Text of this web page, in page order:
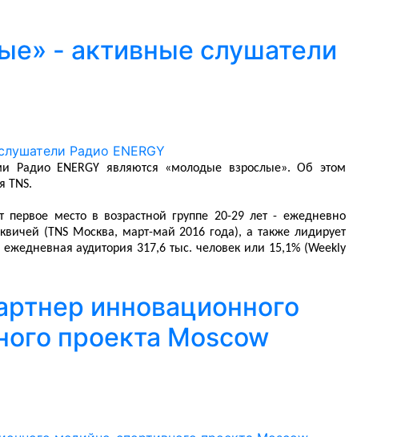
- активные слушатели
Радио ENERGY являются «молодые взрослые». Об этом
TNS.
первое место в возрастной группе 20-29 лет - ежедневно
(TNS Москва, март-май 2016 года), а также лидирует
аудитория 317,6 тыс. человек или 15,1% (Weekly
инновационного
проекта Moscow